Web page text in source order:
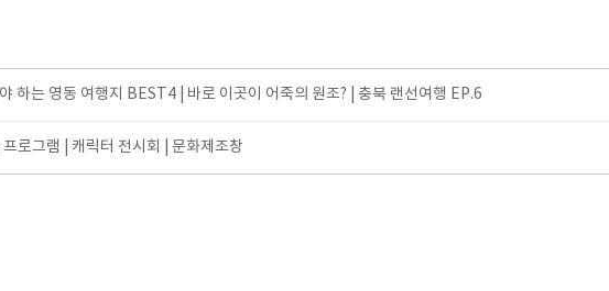
하는 영동 여행지 BEST4 | 바로 이곳이 어죽의 원조? | 충북 랜선여행 EP.6
로그램 | 캐릭터 전시회 | 문화제조창